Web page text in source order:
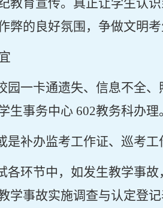
教育宣传。真正让学生认
弊的良好氛围，争做文明
园一卡通遗失、信息不全
生事务中心 602教务科办理
是补办监考工作证、巡考
各环节中，如发生教学事
学事故实施调查与认定登